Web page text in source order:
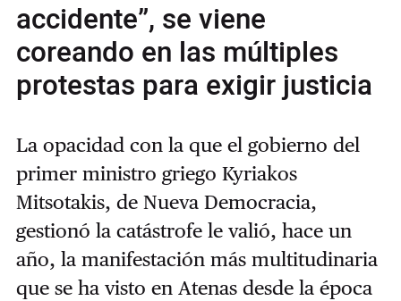
accidente”, se viene
coreando en las múltiples
protestas para exigir justicia
La opacidad con la que el gobierno del
primer ministro griego Kyriakos
Mitsotakis, de Nueva Democracia,
gestionó la catástrofe le valió, hace un
año, la manifestación más multitudinaria
que se ha visto en Atenas desde la época